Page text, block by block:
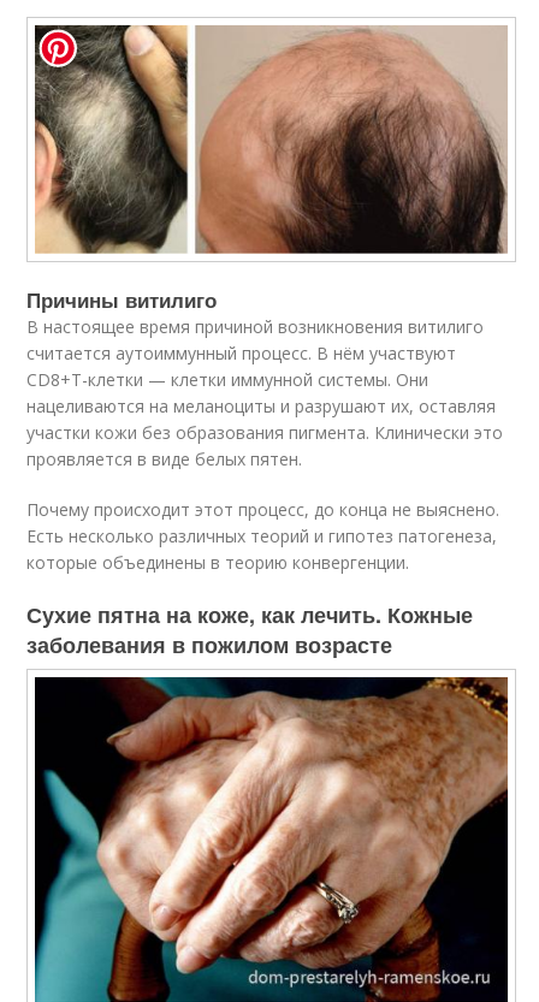
Причины витилиго
В настоящее время причиной возникновения витилиго
считается аутоиммунный процесс. В нём участвуют
CD8+T-клетки — клетки иммунной системы. Они
нацеливаются на меланоциты и разрушают их, оставляя
участки кожи без образования пигмента. Клинически это
проявляется в виде белых пятен.
Почему происходит этот процесс, до конца не выяснено.
Есть несколько различных теорий и гипотез патогенеза,
которые объединены в теорию конвергенции.
Сухие пятна на коже, как лечить. Кожные
заболевания в пожилом возрасте